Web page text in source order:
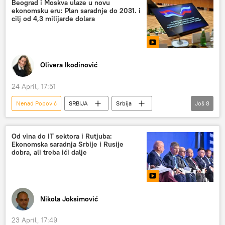
Beograd i Moskva ulaze u novu
ekonomsku eru: Plan saradnje do 2031. i
cilj od 4,3 milijarde dolara
Olivera Ikodinović
24 April, 17:51
Nenad Popović SRBIJA
Srbija
Srbija – politika
Srbija – ekonomija
Srbija – društvo
Rusija
Rusija – ekonomija
Analize i mišljenja
Još 8
Od vina do IT sektora i Rutjuba:
Ekonomska saradnja Srbije i Rusije
dobra, ali treba ići dalje
Nikola Joksimović
23 April, 17:49